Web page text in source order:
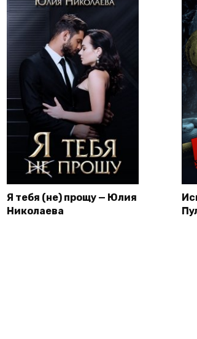
Я тебя (не) прощу — Юлия
Николаева